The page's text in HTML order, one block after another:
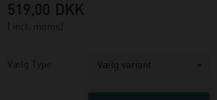
519,00 DKK
( incl. moms)
Vælg Type